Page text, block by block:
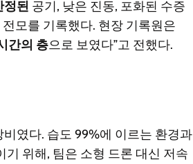
정된 공기, 낮은 진동, 포화된 수증
전모를 기록했다. 현장 기록원은
간의 층으로 보였다”고 전했다.
비였다. 습도 99%에 이르는 환경과
위해, 팀은 소형 드론 대신 저속